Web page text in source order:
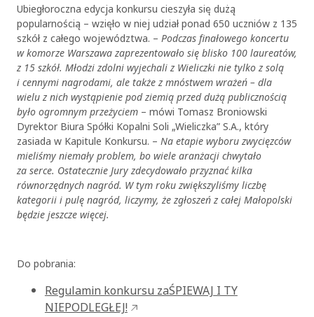
Ubiegłoroczna edycja konkursu cieszyła się dużą
popularnością – wzięło w niej udział ponad 650 uczniów z 135
szkół z całego województwa. – Podczas finałowego koncertu
w komorze Warszawa zaprezentowało się blisko 100 laureatów,
z 15 szkół. Młodzi zdolni wyjechali z Wieliczki nie tylko z solą
i cennymi nagrodami, ale także z mnóstwem wrażeń – dla
wielu z nich wystąpienie pod ziemią przed dużą publicznością
było ogromnym przeżyciem– mówi Tomasz Broniowski
Dyrektor Biura Spółki Kopalni Soli „Wieliczka” S.A., który
zasiada w Kapitule Konkursu. – Na etapie wyboru zwycięzców
mieliśmy niemały problem, bo wiele aranżacji chwytało
za serce. Ostatecznie Jury zdecydowało przyznać kilka
równorzędnych nagród. W tym roku zwiększyliśmy liczbę
kategorii i pulę nagród, liczymy, że zgłoszeń z całej Małopolski
będzie jeszcze więcej.
Do pobrania:
Regulamin konkursu zaŚPIEWAJ I TY
NIEPODLEGŁEJ!